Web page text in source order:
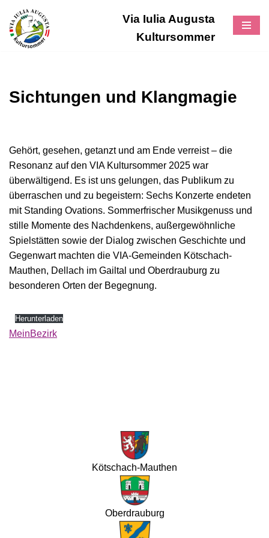
Zum
Inhalt
Via Iulia Augusta
Kultursommer
Sichtungen und Klangmagie
Gehört, gesehen, getanzt und am Ende verreist – die
Resonanz auf den VIA Kultursommer 2025 war
überwältigend. Es ist uns gelungen, das Publikum zu
überraschen und zu begeistern: Sechs Konzerte endeten
mit Standing Ovations. Sommerfrischer Musikgenuss und
stille Momente des Nachdenkens, außergewöhnliche
Spielstätten sowie der Dialog zwischen Geschichte und
Gegenwart machten die VIA-Gemeinden Kötschach-
Mauthen, Dellach im Gailtal und Oberdrauburg zu
besonderen Orten der Begegnung.
Herunterladen
MeinBezirk
Kötschach-Mauthen
Oberdrauburg